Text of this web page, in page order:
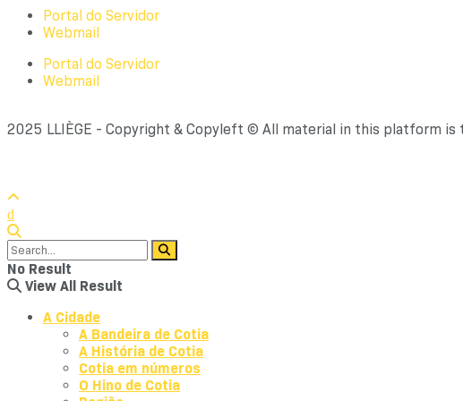
Portal do Servidor
Webmail
Portal do Servidor
Webmail
2025 LLIÈGE - Copyright & Copyleft © All material in this platform
No Result
View All Result
A Cidade
A Bandeira de Cotia
A História de Cotia
Cotia em números
O Hino de Cotia